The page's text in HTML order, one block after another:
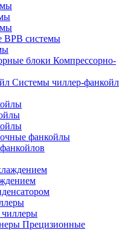
ВРВ системы
Компрессорно-
Системы чиллер-фанкойл
фанкойлы
Прецизионные